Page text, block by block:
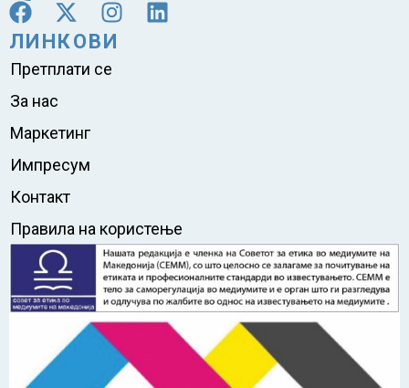
ЛИНКОВИ
Претплати се
За нас
Маркетинг
Импресум
Контакт
Правила на користење